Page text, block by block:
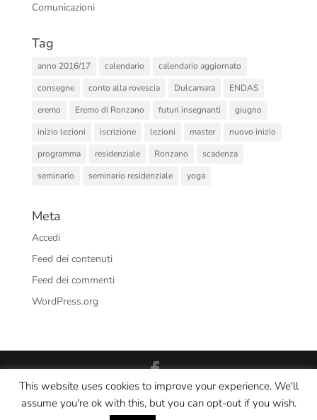
Comunicazioni
Tag
anno 2016/17 calendario
calendario aggiornato
consegne
conto alla rovescia Dulcamara
ENDAS
eremo
Eremo di Ronzano futuri insegnanti
giugno
inizio lezioni
iscrizione lezioni master
nuovo inizio
programma
residenziale Ronzano
scadenza
seminario
seminario residenziale yoga
Meta
Accedi
Feed dei contenuti
Feed dei commenti
WordPress.org
Interno Yoga Srl Società Sportiva Dilettantistica - CF/PI:
03393891209 - via P. Vizzani 74/A, Bologna (BO) - Tel:
This website uses cookies to improve your experience. We'll
assume you're ok with this, but you can opt-out if you wish.